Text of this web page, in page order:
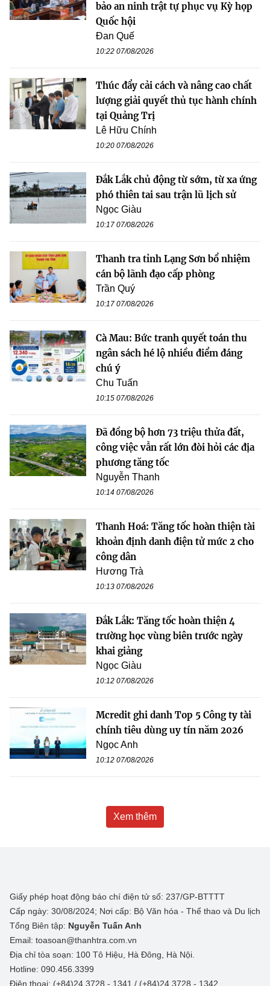
bảo an ninh trật tự phục vụ Kỳ họp
Quốc hội
Đan Quế
10:22 07/08/2026
Thúc đẩy cải cách và nâng cao chất
lượng giải quyết thủ tục hành chính
tại Quảng Trị
Lê Hữu Chính
10:20 07/08/2026
Đắk Lắk chủ động từ sớm, từ xa ứng
phó thiên tai sau trận lũ lịch sử
Ngọc Giàu
10:17 07/08/2026
Thanh tra tỉnh Lạng Sơn bổ nhiệm
cán bộ lãnh đạo cấp phòng
Trần Quý
10:17 07/08/2026
Cà Mau: Bức tranh quyết toán thu
ngân sách hé lộ nhiều điểm đáng
chú ý
Chu Tuấn
10:15 07/08/2026
Đã đồng bộ hơn 73 triệu thửa đất,
công việc vẫn rất lớn đòi hỏi các địa
phương tăng tốc
Nguyễn Thanh
10:14 07/08/2026
Thanh Hoá: Tăng tốc hoàn thiện tài
khoản định danh điện tử mức 2 cho
công dân
Hương Trà
10:13 07/08/2026
Đắk Lắk: Tăng tốc hoàn thiện 4
trường học vùng biên trước ngày
khai giảng
Ngọc Giàu
10:12 07/08/2026
Mcredit ghi danh Top 5 Công ty tài
chính tiêu dùng uy tín năm 2026
Ngọc Anh
10:12 07/08/2026
Xem thêm
Giấy phép hoạt động báo chí điện tử số: 237/GP-BTTTT
Cấp ngày: 30/08/2024; Nơi cấp: Bộ Văn hóa - Thể thao và Du lịch
Tổng Biên tập: Nguyễn Tuấn Anh
Email: toasoan@thanhtra.com.vn
Địa chỉ tòa soạn: 100 Tô Hiệu, Hà Đông, Hà Nội.
Hotline: 090.456.3399
Điện thoại: (+84)24 3728 - 1341 / (+84)24 3728 - 1342